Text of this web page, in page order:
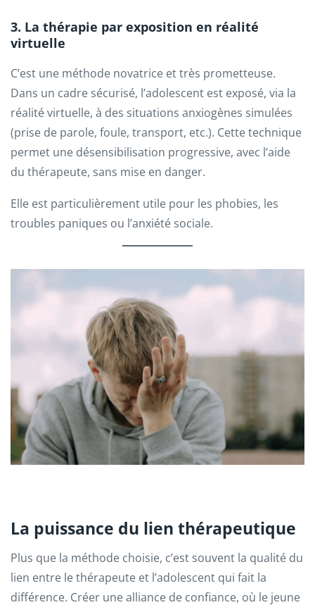
3. La thérapie par exposition en réalité
virtuelle
C’est une méthode novatrice et très prometteuse.
Dans un cadre sécurisé, l’adolescent est exposé, via la
réalité virtuelle, à des situations anxiogènes simulées
(prise de parole, foule, transport, etc.). Cette technique
permet une désensibilisation progressive, avec l’aide
du thérapeute, sans mise en danger.
Elle est particulièrement utile pour les phobies, les
troubles paniques ou l’anxiété sociale.
La puissance du lien thérapeutique
Plus que la méthode choisie, c’est souvent la qualité du
lien entre le thérapeute et l’adolescent qui fait la
différence. Créer une alliance de confiance, où le jeune